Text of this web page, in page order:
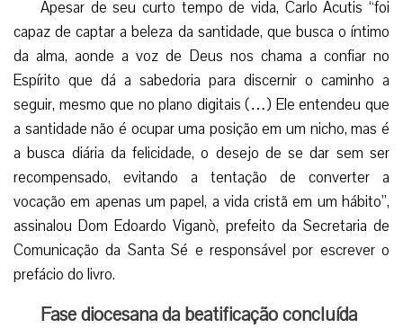
Apesar de seu curto tempo de vida, Carlo Acutis “foi
capaz de captar a beleza da santidade, que busca o íntimo
da alma, aonde a voz de Deus nos chama a confiar no
Espírito que dá a sabedoria para discernir o caminho a
seguir, mesmo que no plano digitais (…) Ele entendeu que
a santidade não é ocupar uma posição em um nicho, mas é
a busca diária da felicidade, o desejo de se dar sem ser
recompensado, evitando a tentação de converter a
vocação em apenas um papel, a vida cristã em um hábito”,
assinalou Dom Edoardo Viganò, prefeito da Secretaria de
Comunicação da Santa Sé e responsável por escrever o
prefácio do livro.
Fase diocesana da beatificação concluída